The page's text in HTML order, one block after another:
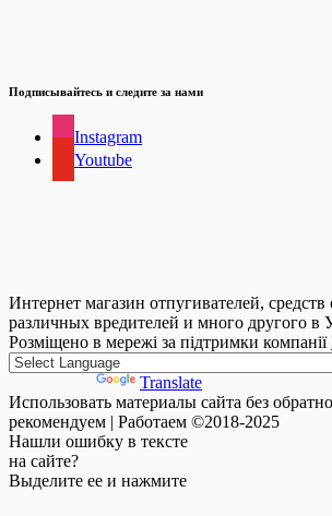
Подписывайтесь и следите за нами
Instagram
Youtube
Интернет магазин отпугивателей, средств
различных вредителей и много другого в
Розміщено в мережі за підтримки компанії
Translate
Использовать материалы сайта без
рекомендуем | Работаем ©2018-2025
Нашли ошибку в тексте
на сайте?
Выделите ее и нажмите